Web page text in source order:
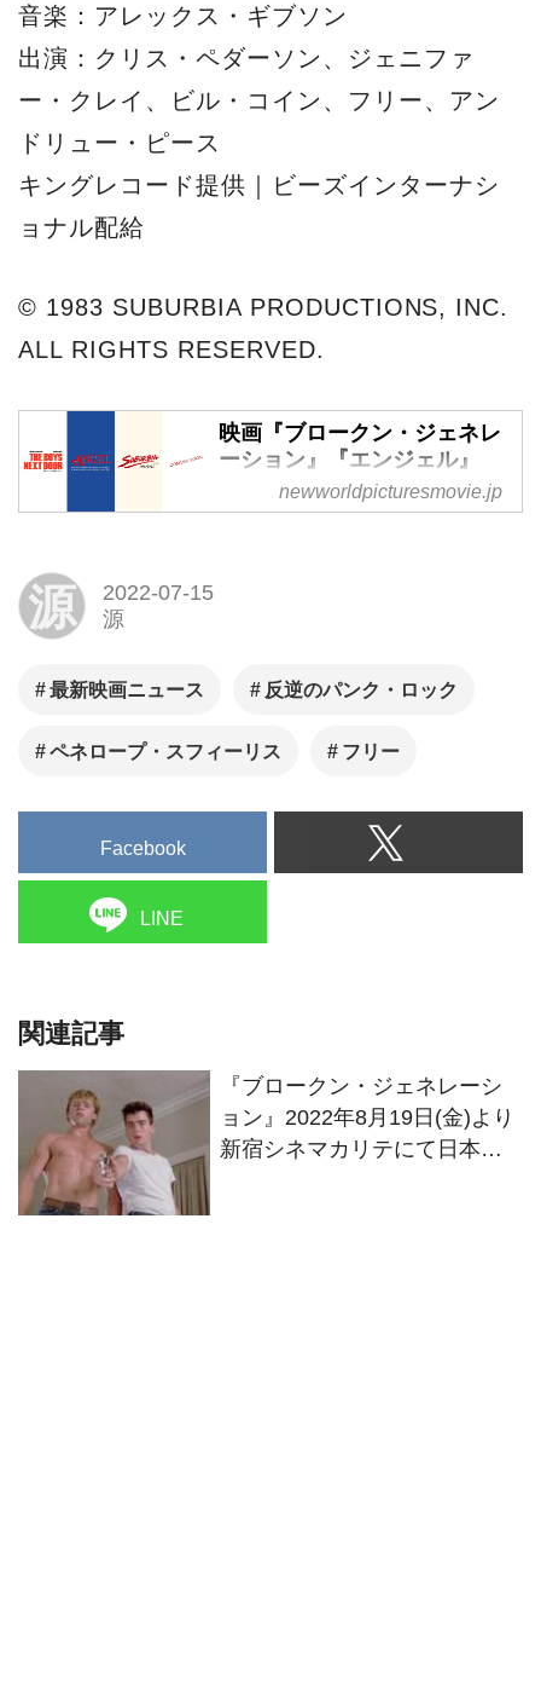
音楽：アレックス・ギブソン
出演：クリス・ペダーソン、ジェニファ
ー・クレイ、ビル・コイン、フリー、アン
ドリュー・ピース
キングレコード提供｜ビーズインターナシ
ョナル配給
© 1983 SUBURBIA PRODUCTIONS, INC.
ALL RIGHTS RESERVED.
映画『ブロークン・ジェネレ
ーション』『エンジェル』
『反逆のパンク・ロック』公
式サイト
に新たな絶望の青春を叩きつけ
ジェネレーション』ほか
newworldpicturesmovie.jp
源
2022-07-15
源
最新映画ニュース 反逆のパンク・ロック
ペネロープ・スフィーリス フリー
Facebook
LINE
関連記事
『ブロークン・ジェネレーシ
ョン』2022年8月19日(金)より
新宿シネマカリテにて日本初